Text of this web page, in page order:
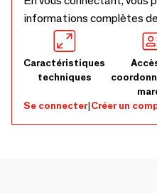
informations complètes
Caractéristiques
techniques
Se connecter|Créer un